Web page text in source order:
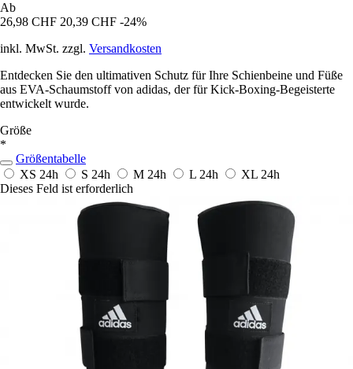
Ab
26,98 CHF 20,39 CHF -24%
inkl. MwSt. zzgl. Versandkosten
Entdecken Sie den ultimativen Schutz für Ihre Schienbeine und Füße
aus EVA-Schaumstoff von adidas, der für Kick-Boxing-Begeisterte
entwickelt wurde.
Größe
*
Größentabelle
XS 24h S 24h M 24h L 24h XL 24h
Dieses Feld ist erforderlich